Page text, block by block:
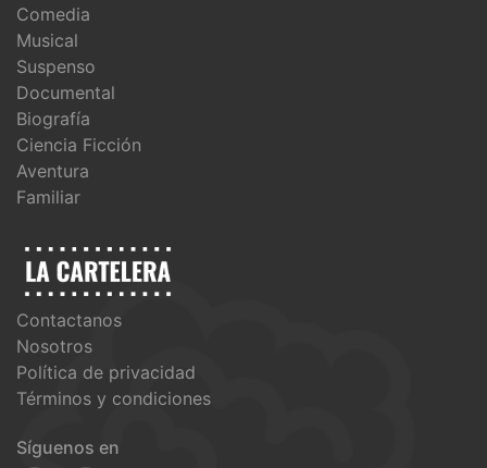
Comedia
Musical
Suspenso
Documental
Biografía
Ciencia Ficción
Aventura
Familiar
Contactanos
Nosotros
Política de privacidad
Términos y condiciones
Síguenos en